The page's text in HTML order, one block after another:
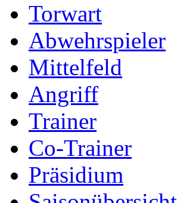
Torwart
Abwehrspieler
Mittelfeld
Angriff
Trainer
Co-Trainer
Präsidium